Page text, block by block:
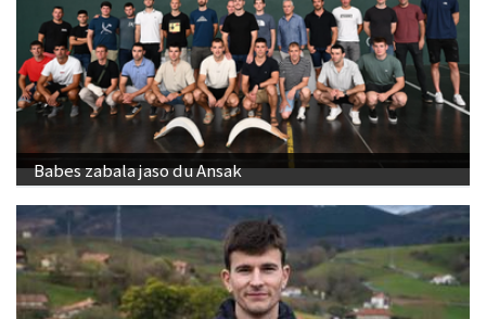
Babes zabala jaso du Ansak